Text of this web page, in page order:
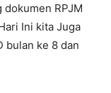
RPJM
Ini kita Juga
bulan ke 8 dan